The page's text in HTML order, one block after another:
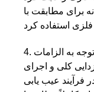
برای مطابقت با
توجه به الزامات
کلی و اجرای
فرآیند عیب یابی